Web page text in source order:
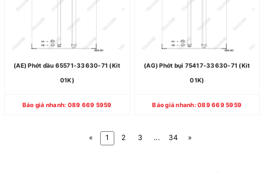
(AE) Phớt dầu 65571-33630-71 (Kit
01K)
Báo giá nhanh: 089 669 5959
(AG) Phớt bụi 75417-33630-71 (Kit
01K)
Báo giá nhanh: 089 669 5959
« 1 2 3 ... 34 »